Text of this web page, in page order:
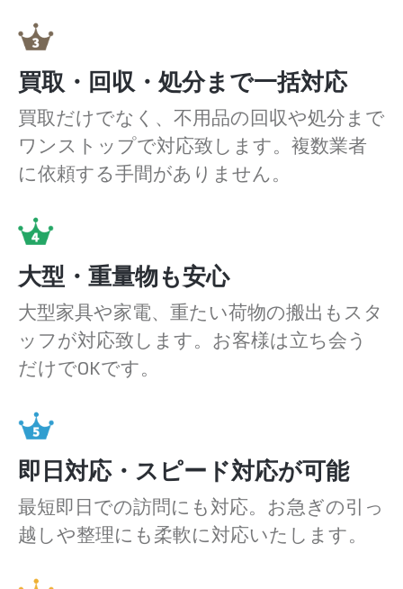
買取・回収・処分まで一括対応
買取だけでなく、不用品の回収や処分まで
ワンストップで対応致します。複数業者
に依頼する手間がありません。
大型・重量物も安心
大型家具や家電、重たい荷物の搬出もスタ
ッフが対応致します。お客様は立ち会う
だけでOKです。
即日対応・スピード対応が可能
最短即日での訪問にも対応。お急ぎの引っ
越しや整理にも柔軟に対応いたします。